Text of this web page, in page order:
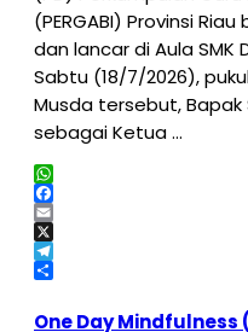
(PERGABI) Provinsi
dan lancar di Aula SMK
Sabtu (18/7/2026),
Musda tersebut, Bapak
sebagai Ketua …
WhatsApp
Facebook
Email
X
Telegram
One Day Mindfulness